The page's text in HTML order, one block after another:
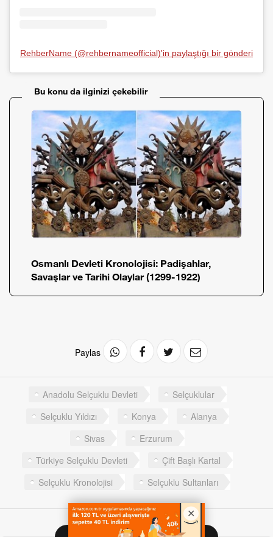
RehberName (@rehbernameofficial)'in paylaştığı bir gönderi
Bu konu da ilginizi çekebilir
Osmanlı Devleti Kronolojisi: Padişahlar,
Savaşlar ve Tarihi Olaylar (1299-1922)
Paylas
Anadolu Selçuklu Devleti
Selçuklular
Selçuklu Yıldızı
Konya
Alanya
Sivas
Erzurum
Türkiye Selçuklu Devleti
Çift Başlı Kartal
Selçuklu Kronolojisi
Selçuklu Sultanları